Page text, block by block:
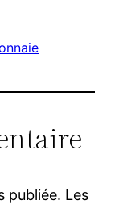
publiée. Les